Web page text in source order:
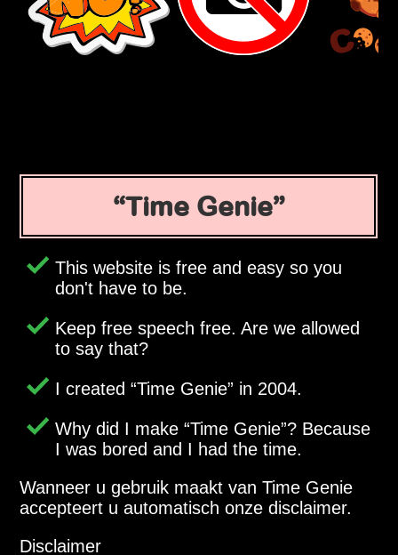
Time Genie
This website is free and easy so you
don't have to be.
Keep free speech free. Are we allowed
to say that?
I created Time Genie in 2004.
Why did I make Time Genie ? Because
I was bored and I had the time.
Wanneer u gebruik maakt van Time Genie
accepteert u automatisch onze disclaimer.
Disclaimer